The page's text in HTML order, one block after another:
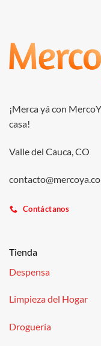
¡Merca yá con
casa!
Valle del Cauca, CO
contacto@mercoya.co
Contáctanos
Tienda
Despensa
Limpieza del Hogar
Droguería